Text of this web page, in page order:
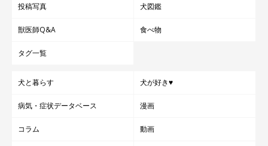
投稿写真 犬図鑑
獣医師Q&A 食べ物
タグ一覧
犬と暮らす 犬が好き♥
病気・症状データベース 漫画
コラム 動画